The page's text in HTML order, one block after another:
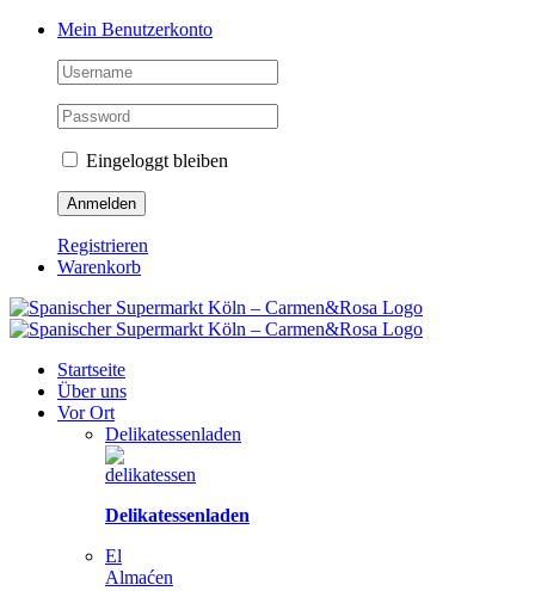
Zum
springen
Facebook
Instagram
Pinterest
Tiktok
YouTubeMein Benutzerkonto
Eingeloggt bleiben
Registrieren
Warenkorb
Startseite
Über uns
Vor Ort
Delikatessenladen
Delikatessenladen
El
Almaćen